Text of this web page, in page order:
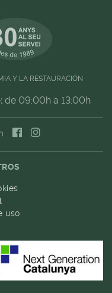
Y LA RESTAURACIÓN
de 09:00h a 13:00h
uso